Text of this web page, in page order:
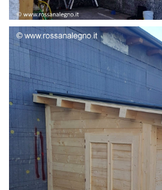
STRUTTURA ADDOSSATA